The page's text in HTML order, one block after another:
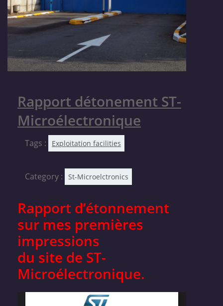
Rapport détonement ST-
Microélectronique
Tags : Exploitation facilities
Category : St-Microelctronics
Rapport d’étonnement
sur mes premières
impressions
du site de ST-
Microélectronique.